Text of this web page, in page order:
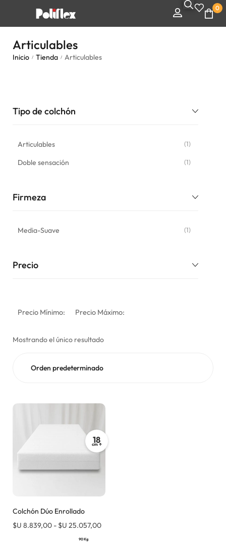
0
Articulables
Inicio / Tienda / Articulables
Tipo de colchón
Articulables (1)
Doble sensación (1)
Firmeza
Media-Suave (1)
Precio
Precio Mínimo: Precio Máximo:
Mostrando el único resultado
18
cm ↑
Colchón Dúo Enrollado
$U 8.839,00 - $U 25.057,00
90 Kg